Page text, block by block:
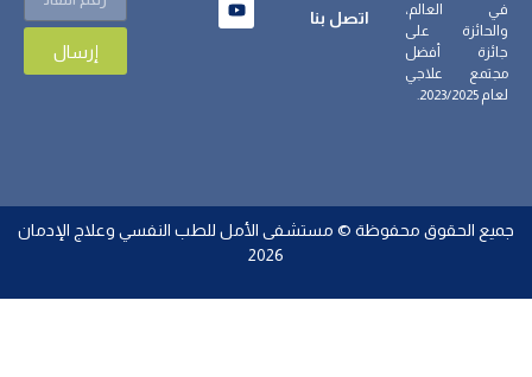
في العالم،
والحائزة على
جائزة أفضل
مجتمع علاجي
لعام 2023/2025.
اتصل بنا
إرسال
جميع الحقوق محفوظة © مستشفى الأمل للطب النفسي وعلاج الإدمان
2026